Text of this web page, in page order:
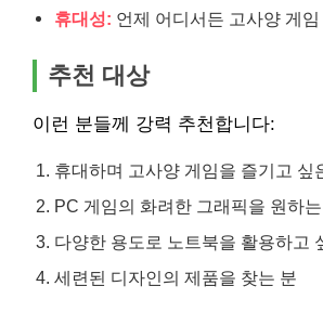
휴대성: 언제 어디서든 고사양 게임
추천 대상
이런 분들께 강력 추천합니다:
휴대하며 고사양 게임을 즐기고 싶
PC 게임의 화려한 그래픽을 원하
다양한 용도로 노트북을 활용하고
세련된 디자인의 제품을 찾는 분